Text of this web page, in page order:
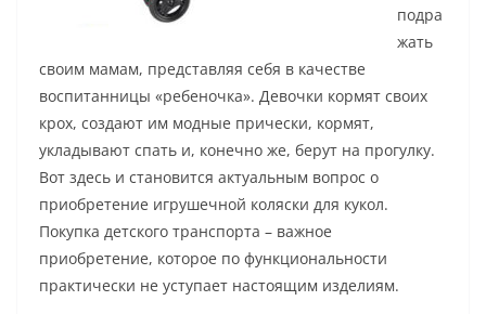
подра
жать
своим мамам, представляя себя в качестве
воспитанницы «ребеночка». Девочки кормят своих
крох, создают им модные прически, кормят,
укладывают спать и, конечно же, берут на прогулку.
Вот здесь и становится актуальным вопрос о
приобретение игрушечной коляски для кукол.
Покупка детского транспорта – важное
приобретение, которое по функциональности
практически не уступает настоящим изделиям.